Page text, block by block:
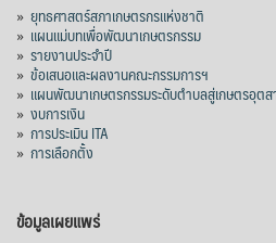
» ยุทธศาสตร์สภาเกษตรกรแห่งชาติ
» แผนแม่บทเพื่อพัฒนาเกษตรกรรม
» รายงานประจำปี
» ข้อเสนอและผลงานคณะกรรมการฯ
» แผนพัฒนาเกษตรกรรมระดับตำบลสู่เกษตรอุต
» งบการเงิน
» การประเมิน ITA
» การเลือกตั้ง
ข้อมูลเผยแพร่